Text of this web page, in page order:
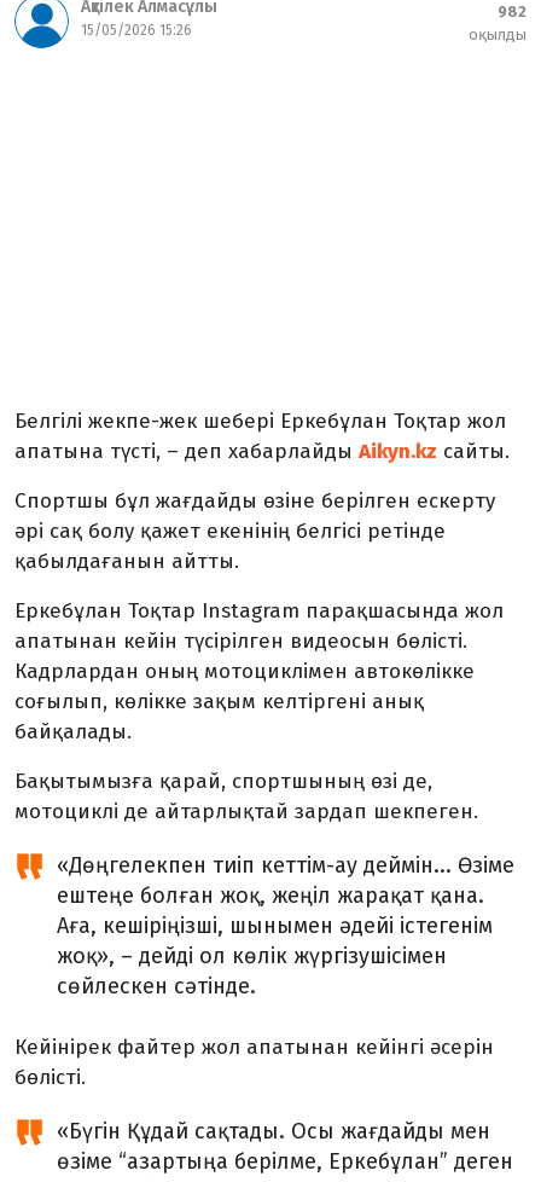
Ақтілек Алмасұлы
15/05/2026 15:26
982
оқылды
Белгілі жекпе-жек шебері Еркебұлан Тоқтар жол
апатына түсті, – деп хабарлайды Aikyn.kz сайты.
Спортшы бұл жағдайды өзіне берілген ескерту
әрі сақ болу қажет екенінің белгісі ретінде
қабылдағанын айтты.
Еркебұлан Тоқтар Instagram парақшасында жол
апатынан кейін түсірілген видеосын бөлісті.
Кадрлардан оның мотоциклімен автокөлікке
соғылып, көлікке зақым келтіргені анық
байқалады.
Бақытымызға қарай, спортшының өзі де,
мотоциклі де айтарлықтай зардап шекпеген.
«Дөңгелекпен тиіп кеттім-ау деймін... Өзіме
ештеңе болған жоқ, жеңіл жарақат қана.
Аға, кешіріңізші, шынымен әдейі істегенім
жоқ», – дейді ол көлік жүргізушісімен
сөйлескен сәтінде.
Кейінірек файтер жол апатынан кейінгі әсерін
бөлісті.
«Бүгін Құдай сақтады. Осы жағдайды мен
өзіме “азартыңа берілме, Еркебұлан” деген